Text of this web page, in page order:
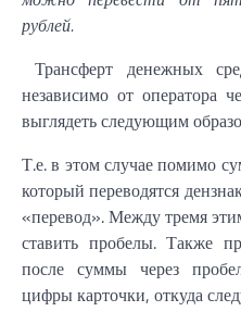
рублей.
Трансферт денежных
независимо от оператора
выглядеть следующим
Т.е. в этом случае помимо
который переводятся
«перевод». Между тремя
ставить пробелы. Также
после суммы через
цифры карточки, откуда